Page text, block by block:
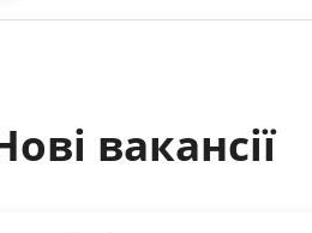
вакансії